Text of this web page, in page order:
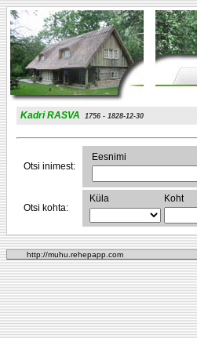
Kadri RASVA 1756 - 1828-12-30
Otsi inimest:
Eesnimi
Otsi kohta:
Küla Koht
http://muhu.rehepapp.com